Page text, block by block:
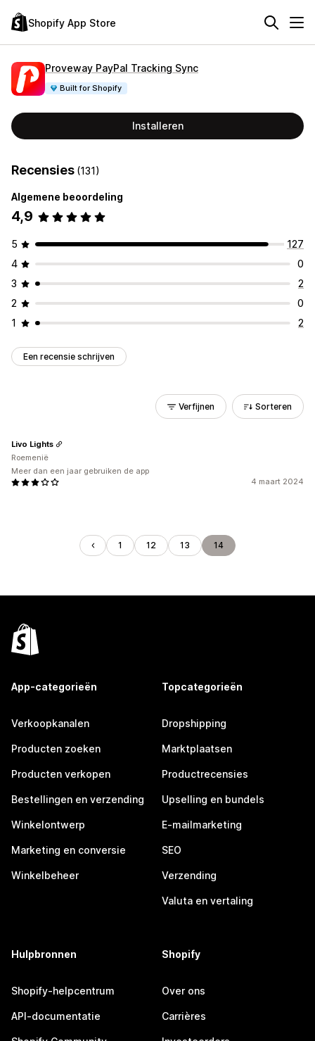
Shopify App Store
Proveway PayPal Tracking Sync
Built for Shopify
Installeren
Recensies (131)
Algemene beoordeling
4,9
5
127
4
0
3
2
2
0
1
2
Een recensie schrijven
Verfijnen Sorteren
4 maart 2024
Livo Lights
Roemenië
Meer dan een jaar gebruiken de app
1 12 13 14
App-categorieën
Verkoopkanalen
Producten zoeken
Producten verkopen
Bestellingen en verzending
Winkelontwerp
Marketing en conversie
Winkelbeheer
Topcategorieën
Dropshipping
Marktplaatsen
Productrecensies
Upselling en bundels
E-mailmarketing
SEO
Verzending
Valuta en vertaling
Hulpbronnen
Shopify-helpcentrum
API-documentatie
Shopify
Over ons
Carrières